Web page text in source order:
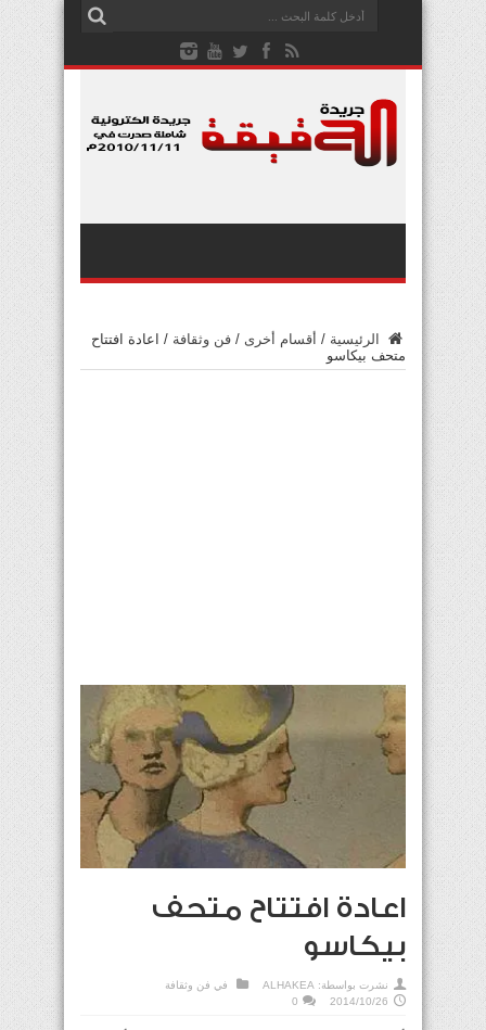
الرئيسية / أقسام أخرى / فن وثقافة / اعادة افتتاح
متحف بيكاسو
اعادة افتتاح متحف
بيكاسو
نشرت بواسطة: ALHAKEA في فن وثقافة
2014/10/26
0